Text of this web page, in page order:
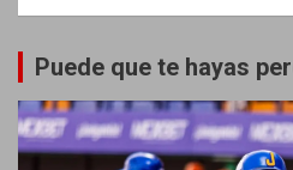
Puede que te hayas